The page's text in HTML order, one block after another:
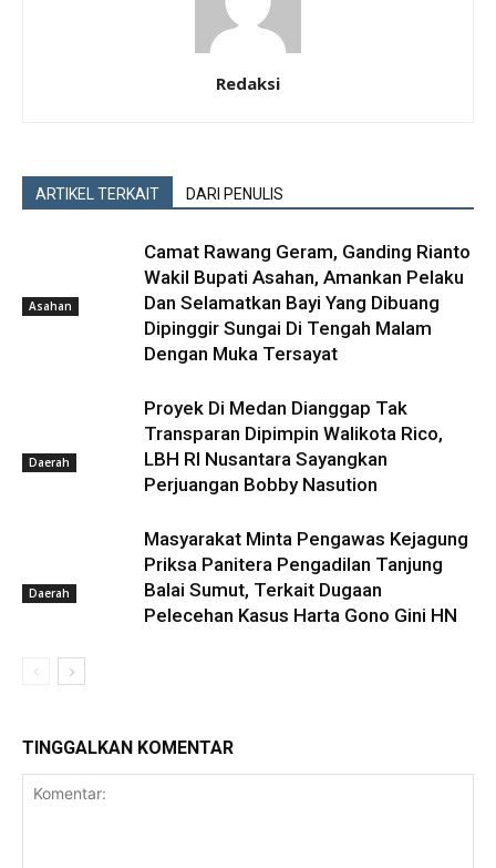
Redaksi
ARTIKEL TERKAIT DARI PENULIS
Asahan
Camat Rawang Geram, Ganding Rianto
Wakil Bupati Asahan, Amankan Pelaku
Dan Selamatkan Bayi Yang Dibuang
Dipinggir Sungai Di Tengah Malam
Dengan Muka Tersayat
Daerah
Proyek Di Medan Dianggap Tak
Transparan Dipimpin Walikota Rico,
LBH RI Nusantara Sayangkan
Perjuangan Bobby Nasution
Daerah
Masyarakat Minta Pengawas Kejagung
Priksa Panitera Pengadilan Tanjung
Balai Sumut, Terkait Dugaan
Pelecehan Kasus Harta Gono Gini HN
TINGGALKAN KOMENTAR